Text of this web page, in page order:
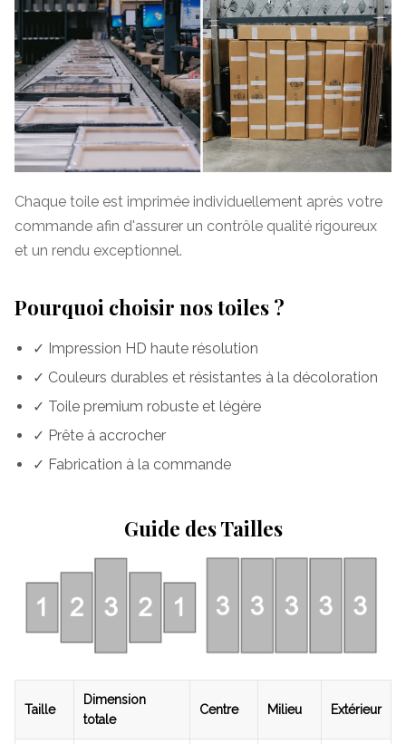
Chaque toile est imprimée individuellement après votre
commande afin d'assurer un contrôle qualité rigoureux
et un rendu exceptionnel.
Pourquoi choisir nos toiles ?
✓ Impression HD haute résolution
✓ Couleurs durables et résistantes à la décoloration
✓ Toile premium robuste et légère
✓ Prête à accrocher
✓ Fabrication à la commande
Guide des Tailles
Taille
Dimension
totale
Centre Milieu Extérieur